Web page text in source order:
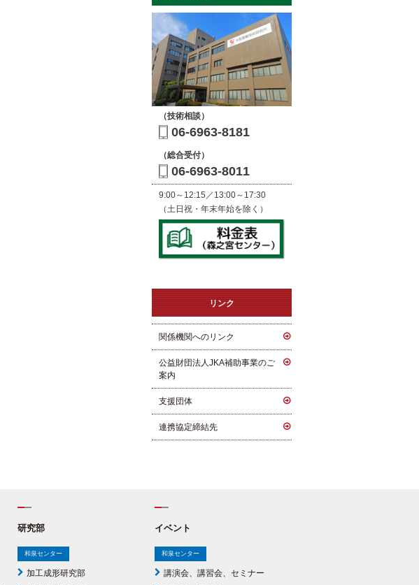
（技術相談）
06-6963-8181
（総合受付）
06-6963-8011
9:00～12:15／13:00～17:30
（土日祝・年末年始を除く）
リンク
関係機関へのリンク
公益財団法人JKA補助事業のご
案内
支援団体
連携協定締結先
研究部
和泉センター
加工成形研究部
イベント
和泉センター
講演会、講習会、セミナー